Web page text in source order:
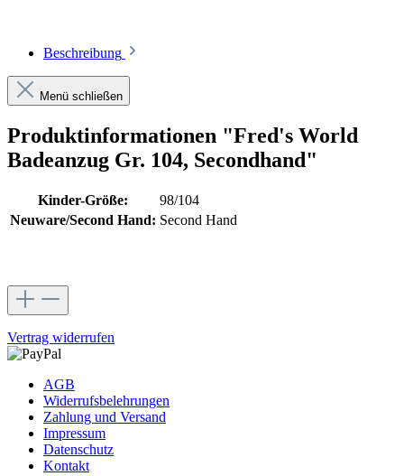
Beschreibung
Menü schließen
Produktinformationen "Fred's World
Badeanzug Gr. 104, Secondhand"
Kinder-Größe:
98/104
Neuware/Second Hand: Second Hand
Vertrag widerrufen
AGB
Widerrufsbelehrungen
Zahlung und Versand
Impressum
Datenschutz
Kontakt